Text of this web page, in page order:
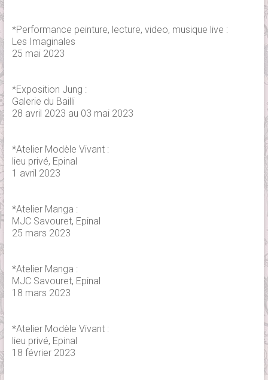
*Performance peinture, lecture, video, musique live :
Les Imaginales
25 mai 2023
*Exposition Jung :
Galerie du Bailli
28 avril 2023 au 03 mai 2023
*Atelier Modèle Vivant :
lieu privé, Epinal
1 avril 2023
*Atelier Manga :
MJC Savouret, Epinal
25 mars 2023
*Atelier Manga :
MJC Savouret, Epinal
18 mars 2023
*Atelier Modèle Vivant :
lieu privé, Epinal
18 février 2023